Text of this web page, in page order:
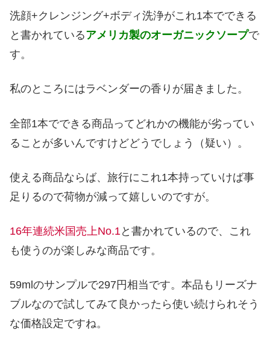
洗顔+クレンジング+ボディ洗浄がこれ1本でできる
と書かれているアメリカ製のオーガニックソープで
す。
私のところにはラベンダーの香りが届きました。
全部1本でできる商品ってどれかの機能が劣ってい
ることが多いんですけどどうでしょう（疑い）。
使える商品ならば、旅行にこれ1本持っていけば事
足りるので荷物が減って嬉しいのですが。
16年連続米国売上No.1と書かれているので、これ
も使うのが楽しみな商品です。
59mlのサンプルで297円相当です。本品もリーズナ
ブルなので試してみて良かったら使い続けられそう
な価格設定ですね。